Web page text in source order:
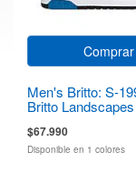
Comprar
Men's Britto: S-
Britto Landscapes
$67.990
Disponible en 1 colores